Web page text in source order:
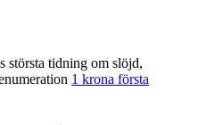
största tidning om slöjd,
1 krona första